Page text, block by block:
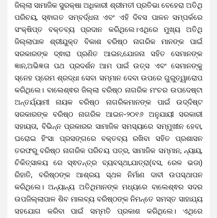
ଜିଲ୍ଲା ସାମାଜିକ ସୁରକ୍ଷା ଅଧିକାରୀ ଶ୍ରୀମତୀ ପ୍ରତିଭା ବେହେରା ଅତିଥି
ପରିଚୟ, ସ୍ଵାଗତ ସମ୍ବର୍ଦ୍ଧନା ଏବଂ ଏହି ଦିବସ ପାଳନ ସମ୍ପର୍କରେ
ସଂକ୍ଷିପ୍ତ ବକ୍ତବ୍ୟ ପ୍ରଦାନ କରିଥିଲେ।ଏଥିରେ ମୁଖ୍ୟ ଅତିଥି
ଜିଲ୍ଲାପାଳ ଶ୍ରୀଯୁକ୍ତ ବିକାଶ ବରିଷ୍ଠ ନାଗରିକ ମାନଙ୍କ ପାଇଁ
ସରକାରଙ୍କ ଦ୍ଵାରା ପ୍ରଣିତ ଆଇନ,ଯୋଜନା ସହିତ ସେମାନଙ୍କ
ଜ୍ଞାନ,ଅଭିଜ୍ଞତା ପଥ ପ୍ରଦର୍ଶନ ଆମ ପାଇଁ ଉତ୍ସ ଏବଂ ସେମାନଙ୍କୁ
ସ୍ନେହ ପ୍ରେମ ଶ୍ରଦ୍ଧା ସେବା ସମ୍ମାନ ଦେବା ଉପରେ ଗୁରୁତ୍ୱାରୋପ
କରିଥିଲେ। ବାଲେଶ୍ଵର ଜିଲ୍ଲା ବରିଷ୍ଠ ନାଗରିକ ମଂଚର ଉପଦେଷ୍ଟା
ଅନ୍ତର୍ଯ୍ୟାମୀ ନାୟକ ବରିଷ୍ଠ ନାଗରିକମାନଙ୍କ ପାଇଁ ଉଦ୍ଦିଷ୍ଟ
ସରକାରଙ୍କ ବରିଷ୍ଠ ନାଗରିକ ଆଇନ-୨୦୧୬ ଅନୁଯାୟୀ ସରକାରୀ
ସହାୟତା, ବିଭିନ୍ନ ପ୍ରକାରର ସାମାଜିକ ସମସ୍ୟାରେ ସମ୍ମୁଖୀନ ହେବା,
ଘରୋଇ ହିଂସା ପ୍ରସଙ୍ଗରେ ବକ୍ତବ୍ୟ ରଖିବା ସହିତ ପ୍ରଶାସନ
ତରଫରୁ ବରିଷ୍ଠ ନାଗରିକ ପରିଚୟ ପତ୍ର, ସାମାଜିକ ସମ୍ମାନ, ନ୍ୟାୟ,
ଚିକିତ୍ସାଳୟ ରେ ସ୍ଵତନ୍ତ୍ର ବ୍ୟବସ୍ଥା,ଯାତ୍ରା(ବସ, ରେଳ ଭଡା)
ରିହାତି, ବରିଷ୍ଠଙ୍କ ଆଶ୍ରୟ ସ୍ଥଳ ନିର୍ମାଣ ଦାବୀ ଉପସ୍ଥାପନ
କରିଥିଲେ। ଅନ୍ୟାନ୍ୟ ଅତିଥିମାନଙ୍କ ମଧ୍ୟରେ ବାଲେଶ୍ଵର ସଦର
ଉପଜିଲ୍ଲାପାଳ ଶିବ ମାଲବ୍ୟ ବରିଷ୍ଠଙ୍କ ନିମନ୍ତେ ସମସ୍ତ ସାହାଯ୍ୟ
ସହଯୋଗ କରିବା ପାଇଁ ସମ୍ମତି ପ୍ରକାଶ କରିଥିଲେ। ଏଥିରେ